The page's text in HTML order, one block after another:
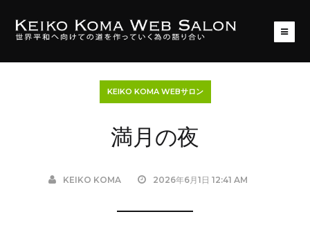
KEIKO KOMA WEBサロン
満月の夜
KEIKO KOMA 2026年6月1日 12:41 AM